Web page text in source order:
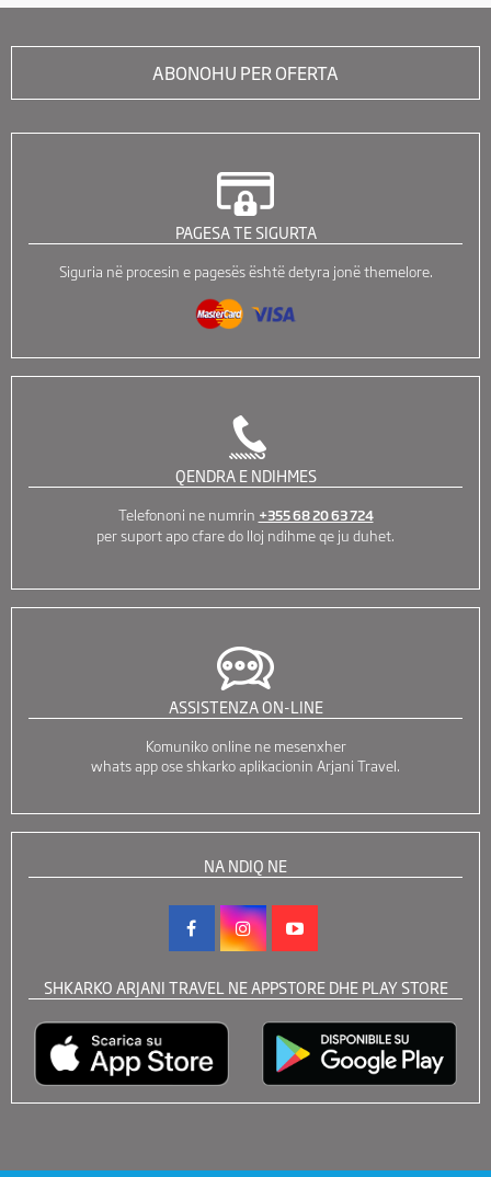
ABONOHU PER OFERTA
PAGESA TE SIGURTA
Siguria në procesin e pagesës është detyra jonë themelore.
QENDRA E NDIHMES
Telefononi ne numrin +355 68 20 63 724
per suport apo cfare do lloj ndihme qe ju duhet.
ASSISTENZA ON-LINE
Komuniko online ne mesenxher
whats app ose shkarko aplikacionin Arjani Travel.
NA NDIQ NE
SHKARKO ARJANI TRAVEL NE APPSTORE DHE PLAY STORE